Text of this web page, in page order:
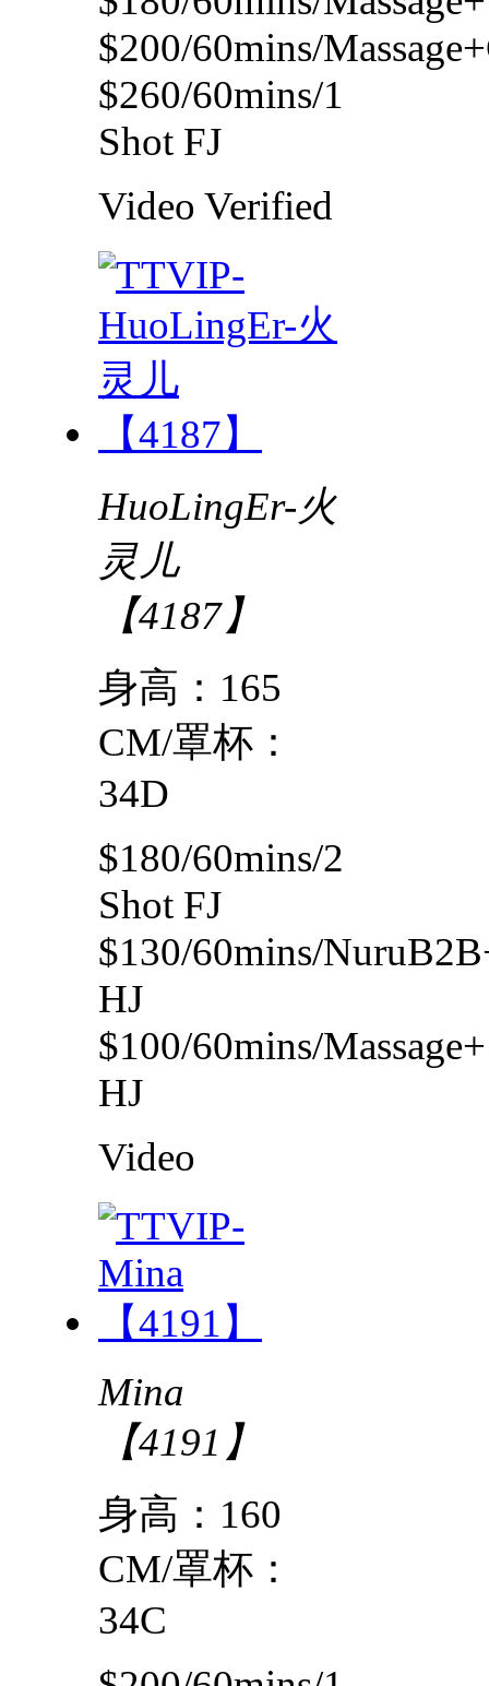
$200/60mins/
$260/60mins/1
Shot FJ
Video Verified
HuoLingEr-火
灵儿
【4187】
身高：165
CM/罩杯：
34D
$180/60mins/2
Shot FJ
$130/60mins/
HJ
$100/60mins/
HJ
Video
Mina
【4191】
身高：160
CM/罩杯：
34C